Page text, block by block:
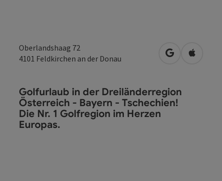
Oberlandshaag 72
4101 Feldkirchen an der Donau in Google
in
Golfurlaub in der Dreiländerregion
Österreich - Bayern - Tschechien!
Die Nr. 1 Golfregion im Herzen
Europas.